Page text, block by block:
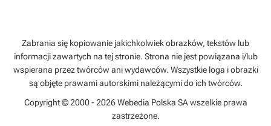
Zabrania się kopiowanie jakichkolwiek obrazków, tekstów lub
informacji zawartych na tej stronie. Strona nie jest powiązana i/lub
wspierana przez twórców ani wydawców. Wszystkie loga i obrazki
są objęte prawami autorskimi należącymi do ich twórców.
Copyright © 2000 - 2026 Webedia Polska SA wszelkie prawa
zastrzeżone.